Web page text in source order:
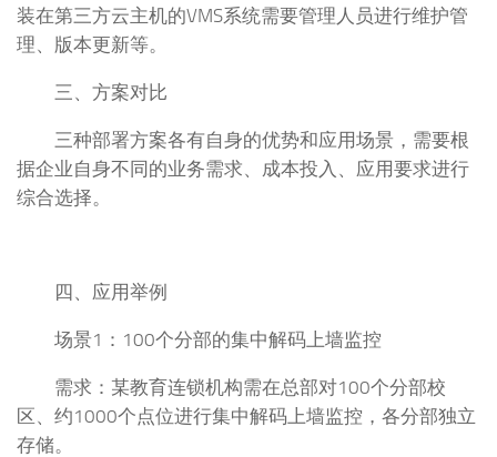
装在第三方云主机的VMS系统需要管理人员进行维护管
理、版本更新等。
三、方案对比
三种部署方案各有自身的优势和应用场景，需要根
据企业自身不同的业务需求、成本投入、应用要求进行
综合选择。
四、应用举例
场景1：100个分部的集中解码上墙监控
需求：某教育连锁机构需在总部对100个分部校
区、约1000个点位进行集中解码上墙监控，各分部独立
存储。